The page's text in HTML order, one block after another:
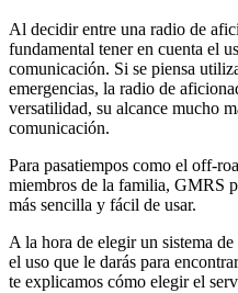
Al decidir entre una radio de
fundamental tener en cuenta el
comunicación. Si se piensa
emergencias, la radio de
versatilidad, su alcance mucho
comunicación.
Para pasatiempos como el off-
miembros de la familia, GMRS
más sencilla y fácil de usar.
A la hora de elegir un sistema
el uso que le darás para
te explicamos cómo elegir el